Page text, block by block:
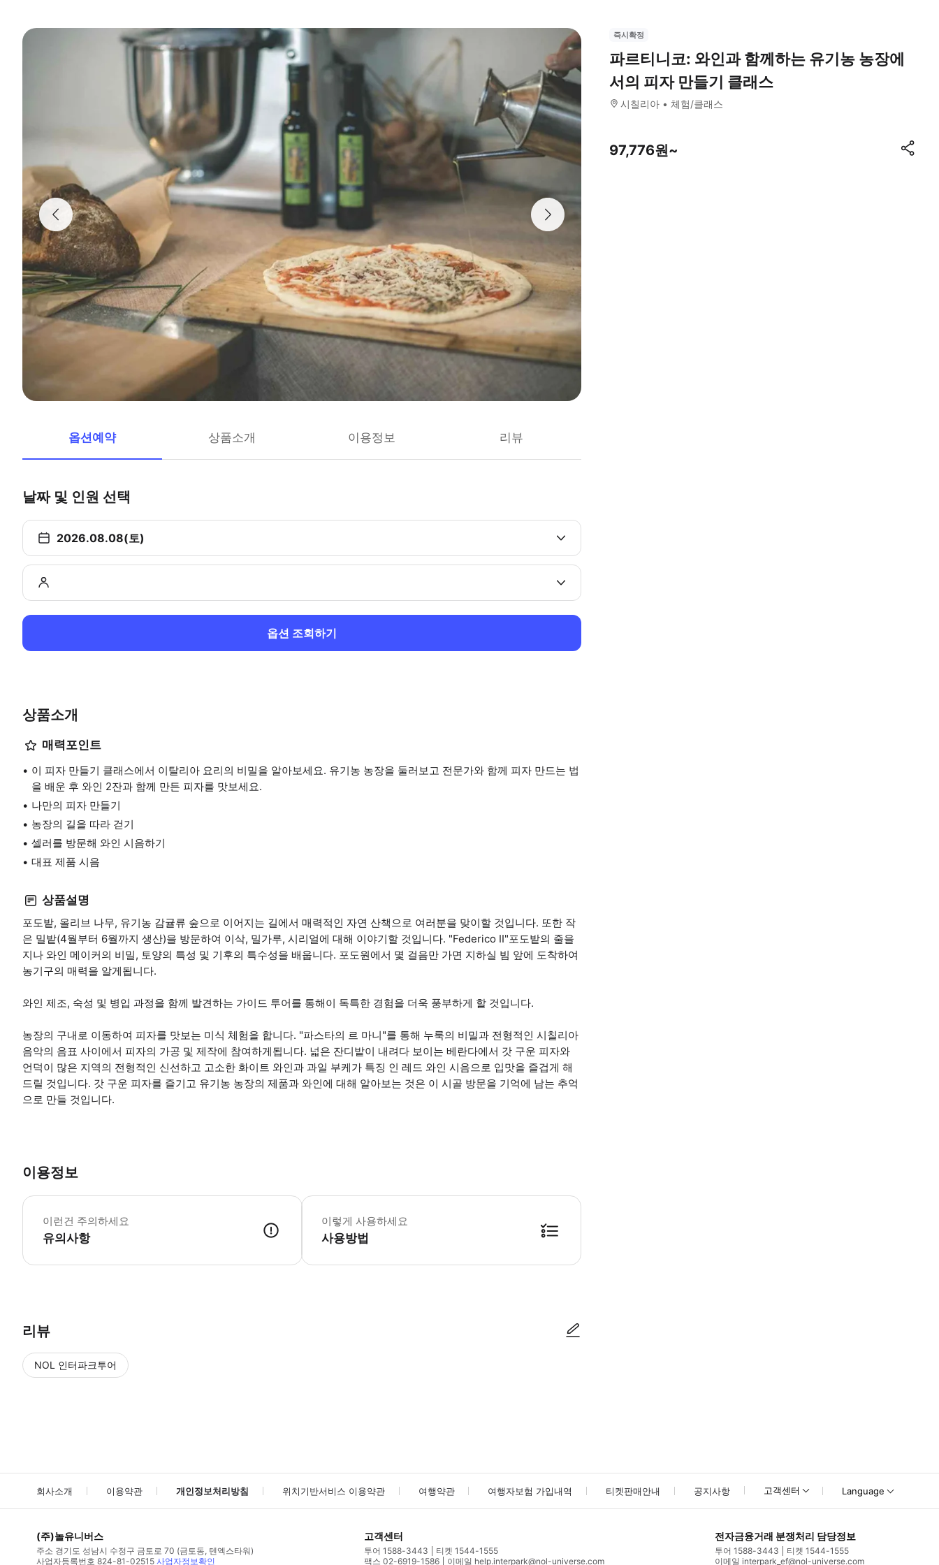
옵션예약 상품소개 이용정보 리뷰
날짜 및 인원 선택
2026.08.08(토)
옵션 조회하기
상품소개
매력포인트
이 피자 만들기 클래스에서 이탈리아 요리의 비밀을 알아보세요. 유기농 농장을 둘러보고 전문가와 함께 피자 만드는 법
을 배운 후 와인 2잔과 함께 만든 피자를 맛보세요.
나만의 피자 만들기
농장의 길을 따라 걷기
셀러를 방문해 와인 시음하기
대표 제품 시음
상품설명
포도밭, 올리브 나무, 유기농 감귤류 숲으로 이어지는 길에서 매력적인 자연 산책으로 여러분을 맞이할 것입니다. 또한 작
은 밀밭(4월부터 6월까지 생산)을 방문하여 이삭, 밀가루, 시리얼에 대해 이야기할 것입니다. "Federico II"포도밭의 줄을
지나 와인 메이커의 비밀, 토양의 특성 및 기후의 특수성을 배웁니다. 포도원에서 몇 걸음만 가면 지하실 빔 앞에 도착하여
농기구의 매력을 알게됩니다.
와인 제조, 숙성 및 병입 과정을 함께 발견하는 가이드 투어를 통해이 독특한 경험을 더욱 풍부하게 할 것입니다.
농장의 구내로 이동하여 피자를 맛보는 미식 체험을 합니다. "파스타의 르 마니"를 통해 누룩의 비밀과 전형적인 시칠리아
음악의 음표 사이에서 피자의 가공 및 제작에 참여하게됩니다. 넓은 잔디밭이 내려다 보이는 베란다에서 갓 구운 피자와
언덕이 많은 지역의 전형적인 신선하고 고소한 화이트 와인과 과일 부케가 특징 인 레드 와인 시음으로 입맛을 즐겁게 해
드릴 것입니다. 갓 구운 피자를 즐기고 유기농 농장의 제품과 와인에 대해 알아보는 것은 이 시골 방문을 기억에 남는 추억
으로 만들 것입니다.
이용정보
이런건 주의하세요
유의사항
18세 미만의 미성년자에게 주류를 제공하는 것은 허용되지 않으므로 와인 시음은 성인 전용입니다. 음식 알레르기와 과민증 또는 특별한 요구 사항이 있는
이렇게 사용하세요
사용방법
리뷰
NOL 인터파크투어
즉시확정
파르티니코: 와인과 함께하는 유기농 농장에
서의 피자 만들기 클래스
시칠리아 체험/클래스
97,776원~
회사소개 이용약관 개인정보처리방침 위치기반서비스 이용약관 여행약관 여행자보험 가입내역 티켓판매안내 공지사항 고객센터 Language
(주)놀유니버스
주소 경기도 성남시 수정구 금토로 70 (금토동, 텐엑스타워)
사업자등록번호 824-81-02515 사업자정보확인
고객센터
투어 1588-3443
티켓 1544-1555
팩스 02-6919-1586
이메일 help.interpark@nol-universe.com
전자금융거래 분쟁처리 담당정보
투어 1588-3443
티켓 1544-1555
이메일 interpark_ef@nol-universe.com